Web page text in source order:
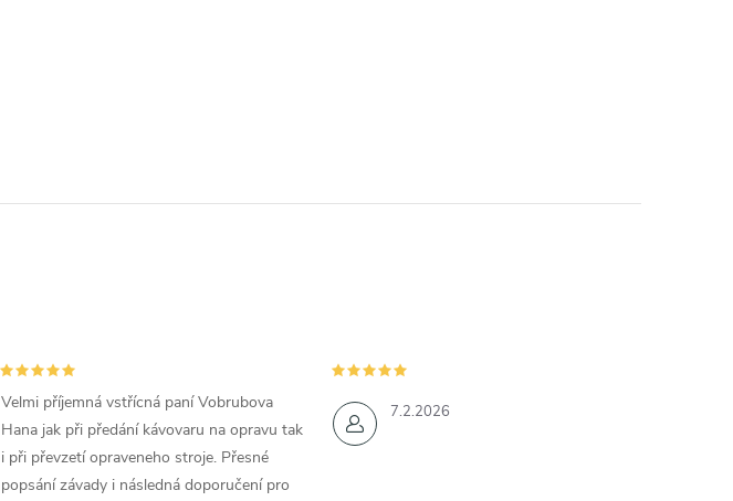
Velmi příjemná vstřícná paní Vobrubova
Hana jak při předání kávovaru na opravu tak
i při převzetí opraveneho stroje. Přesné
popsání závady i následná doporučení pro
7.2.2026